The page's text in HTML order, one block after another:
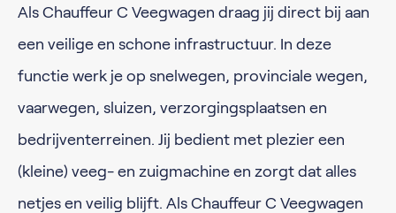
Als Chauffeur C Veegwagen draag jij direct bij aan
een veilige en schone infrastructuur. In deze
functie werk je op snelwegen, provinciale wegen,
vaarwegen, sluizen, verzorgingsplaatsen en
bedrijventerreinen. Jij bedient met plezier een
(kleine) veeg- en zuigmachine en zorgt dat alles
netjes en veilig blijft. Als Chauffeur C Veegwagen